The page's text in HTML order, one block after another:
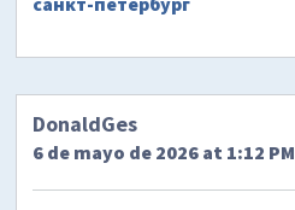
DonaldGes
6 de mayo de 2026 at 1:12 PM